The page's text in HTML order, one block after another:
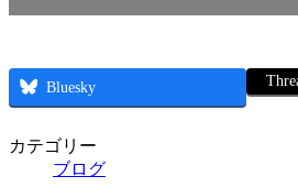
Bluesky
カテゴリー
ブログ